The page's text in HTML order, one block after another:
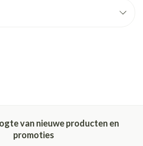
van nieuwe producten en
promoties